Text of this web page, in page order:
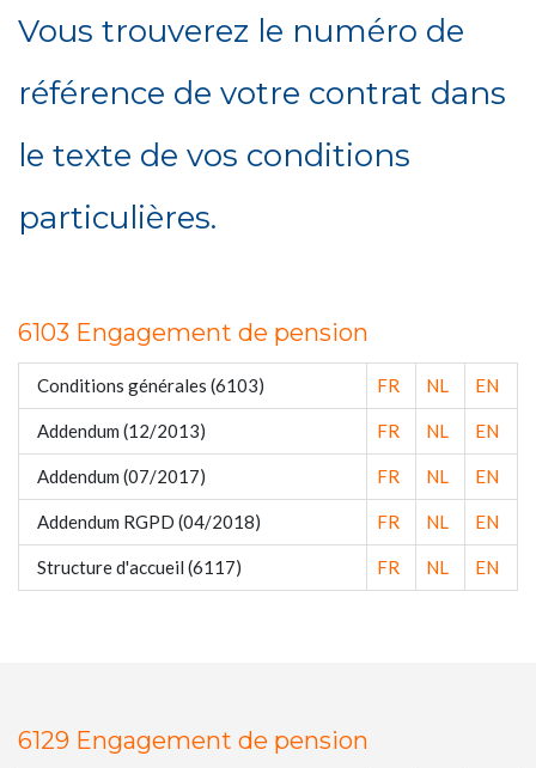
Vous trouverez le numéro de
référence de votre contrat dans
le texte de vos conditions
particulières.
6103 Engagement de pension
Conditions générales (6103) FR NL EN
Addendum (12/2013) FR NL EN
Addendum (07/2017) FR NL EN
Addendum RGPD (04/2018) FR NL EN
Structure d'accueil (6117) FR NL EN
6129 Engagement de pension